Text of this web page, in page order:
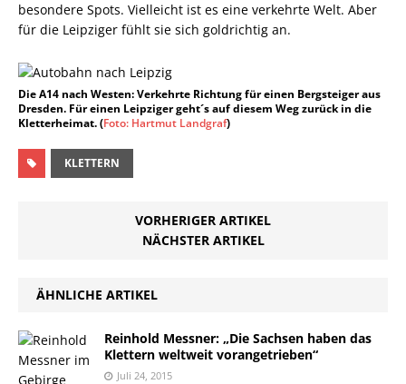
besondere Spots. Vielleicht ist es eine verkehrte Welt. Aber
für die Leipziger fühlt sie sich goldrichtig an.
Die A14 nach Westen: Verkehrte Richtung für einen Bergsteiger aus
Dresden. Für einen Leipziger geht´s auf diesem Weg zurück in die
Kletterheimat. (Foto: Hartmut Landgraf)
KLETTERN
VORHERIGER ARTIKEL
NÄCHSTER ARTIKEL
ÄHNLICHE ARTIKEL
Reinhold Messner: „Die Sachsen haben das
Klettern weltweit vorangetrieben“
Juli 24, 2015